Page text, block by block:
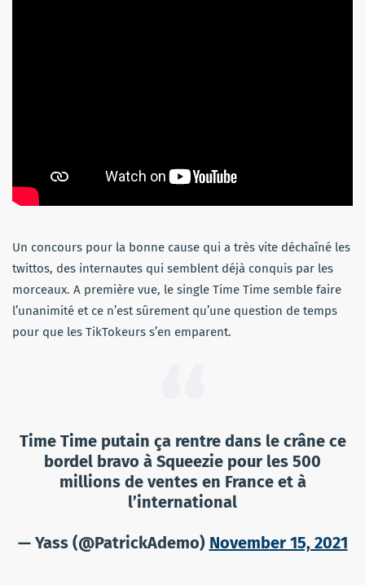
Un concours pour la bonne cause qui a très vite déchaîné les
twittos, des internautes qui semblent déjà conquis par les
morceaux. A première vue, le single Time Time semble faire
l’unanimité et ce n’est sûrement qu’une question de temps
pour que les TikTokeurs s’en emparent.
Time Time putain ça rentre dans le crâne ce
bordel bravo à Squeezie pour les 500
millions de ventes en France et à
l’international
— Yass (@PatrickAdemo) November 15, 2021